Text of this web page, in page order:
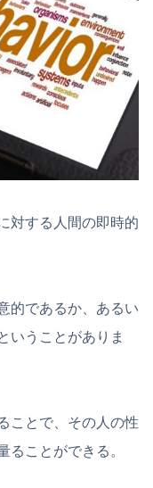
対する人間の即時的
的であるか、あるい
いうことがありま
ことで、その人の性
ることができる。